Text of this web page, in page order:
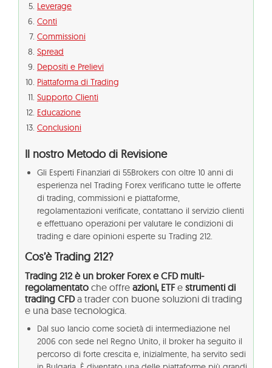
Leverage
Conti
Commissioni
Spread
Depositi e Prelievi
Piattaforma di Trading
Supporto Clienti
Educazione
Conclusioni
Il nostro Metodo di Revisione
Gli Esperti Finanziari di 55Brokers con oltre 10 anni di
esperienza nel Trading Forex verificano tutte le offerte
di trading, commissioni e piattaforme,
regolamentazioni verificate, contattano il servizio clienti
e effettuano operazioni per valutare le condizioni di
trading e dare opinioni esperte su Trading 212.
Cos’è Trading 212?
Trading 212 è un broker Forex e CFD multi-
regolamentato che offre azioni, ETFe strumenti di
trading CFDa trader con buone soluzioni di trading
e una base tecnologica.
Dal suo lancio come società di intermediazione nel
2006 con sede nel Regno Unito, il broker ha seguito il
percorso di forte crescita e, inizialmente, ha servito sedi